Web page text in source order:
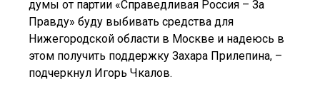
думы от партии «Справедливая Россия – За
Правду» буду выбивать средства для
Нижегородской области в Москве и надеюсь в
этом получить поддержку Захара Прилепина, –
подчеркнул Игорь Чкалов.